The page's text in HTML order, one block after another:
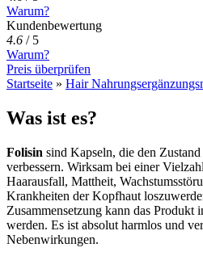
Warum?
Kundenbewertung
4.6 / 5
Warum?
Preis überprüfen
Startseite » Hair
Was ist es?
Folisin sind Kapseln, die den
verbessern. Wirksam bei einer
Haarausfall, Mattheit,
Krankheiten der Kopfhaut
Zusammensetzung kann das Produkt
werden. Es ist absolut harmlos und
Nebenwirkungen.